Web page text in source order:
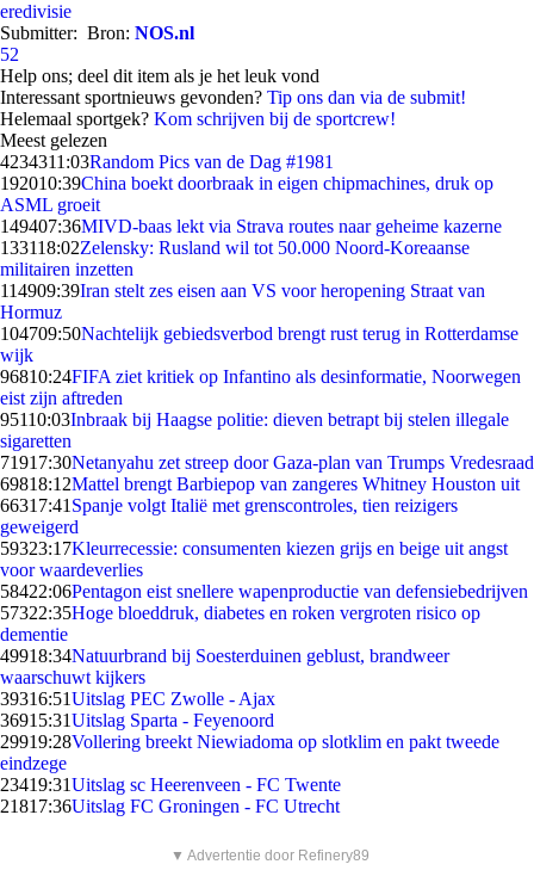
eredivisie
Submitter: Bron: NOS.nl
52
Help ons; deel dit item als je het leuk vond
Interessant sportnieuws gevonden? Tip ons dan via de submit!
Helemaal sportgek? Kom schrijven bij de sportcrew!
Meest gelezen
4234311:03Random Pics van de Dag #1981
192010:39China boekt doorbraak in eigen chipmachines, druk op
ASML groeit
149407:36MIVD-baas lekt via Strava routes naar geheime kazerne
133118:02Zelensky: Rusland wil tot 50.000 Noord-Koreaanse
militairen inzetten
114909:39Iran stelt zes eisen aan VS voor heropening Straat van
Hormuz
104709:50Nachtelijk gebiedsverbod brengt rust terug in Rotterdamse
wijk
96810:24FIFA ziet kritiek op Infantino als desinformatie, Noorwegen
eist zijn aftreden
95110:03Inbraak bij Haagse politie: dieven betrapt bij stelen illegale
sigaretten
71917:30Netanyahu zet streep door Gaza-plan van Trumps Vredesraad
69818:12Mattel brengt Barbiepop van zangeres Whitney Houston uit
66317:41 Spanje volgt Italië met grenscontroles, tien reizigers
geweigerd
59323:17Kleurrecessie: consumenten kiezen grijs en beige uit angst
voor waardeverlies
58422:06Pentagon eist snellere wapenproductie van defensiebedrijven
57322:35Hoge bloeddruk, diabetes en roken vergroten risico op
dementie
49918:34Natuurbrand bij Soesterduinen geblust, brandweer
waarschuwt kijkers
39316:51Uitslag PEC Zwolle - Ajax
36915:31Uitslag Sparta - Feyenoord
29919:28Vollering breekt Niewiadoma op slotklim en pakt tweede
eindzege
23419:31Uitslag sc Heerenveen - FC Twente
21817:36Uitslag FC Groningen - FC Utrecht
▼ Advertentie door Refinery89